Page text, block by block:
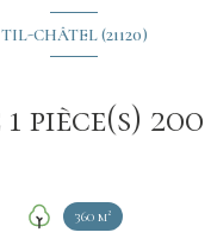
TIL-CHÂTEL (21120)
360 m²